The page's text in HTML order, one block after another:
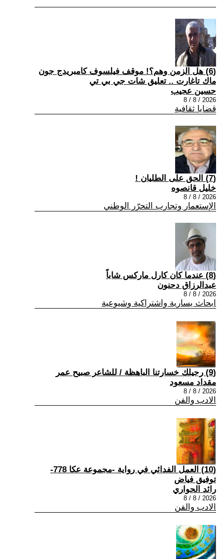
(6) هل الزمن وهم؟! موقف فيلسوف كامبريدج جون
ماك تاغارت .. تعليق شات جي بي تي
حسين عجيب
2026 / 8 / 8
قضايا ثقافية
(7) الحق على الطليان !
خليل قانصوه
2026 / 8 / 8
الإستعمار وتجارب التحرّر الوطني
(8) عندما كان كارل ماركس شاباً
عبدالرزاق دحنون
2026 / 8 / 8
ابحاث يسارية واشتراكية وشيوعية
(9) رحيلك خسارتنا الباهظة / للشاعر صبيح عمر
مقداد مسعود
2026 / 8 / 8
الادب والفن
(10) العمل الفدائي في رواية -مجموعة عكا 778-
توفيق فياض
رائد الحواري
2026 / 8 / 8
الادب والفن